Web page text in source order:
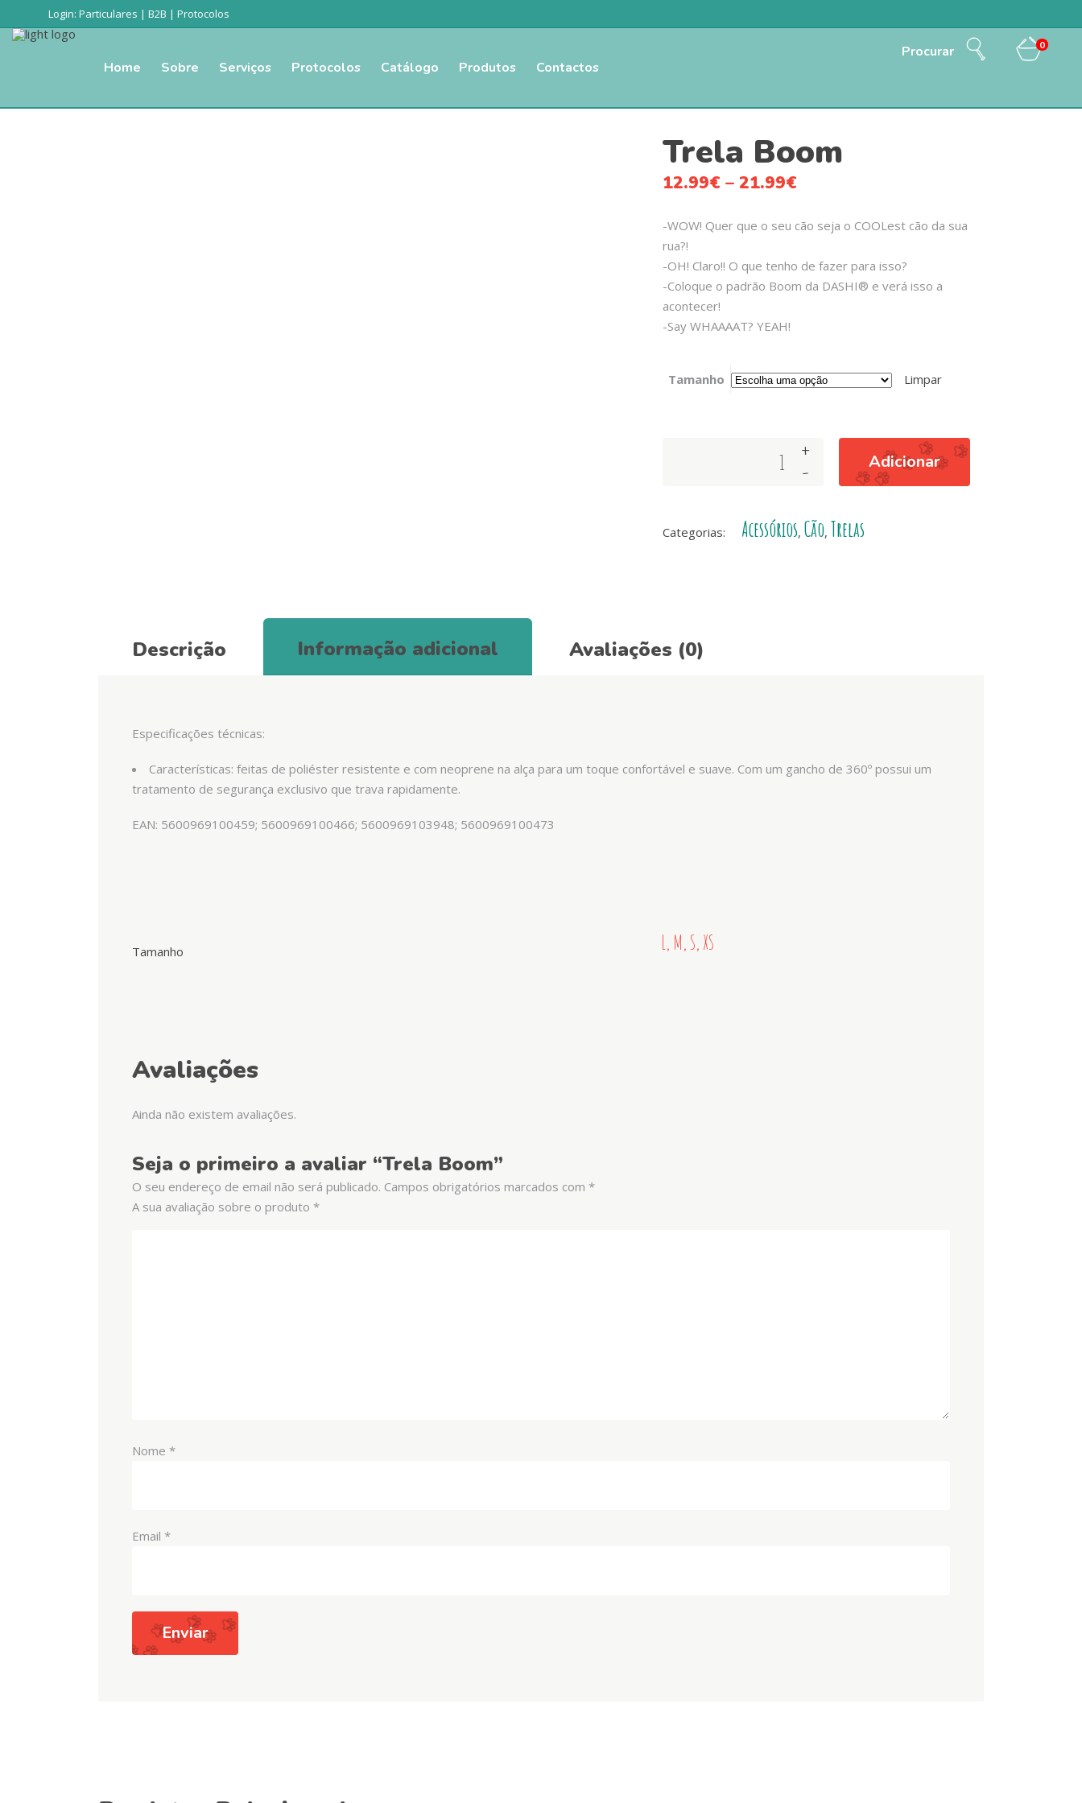
Login: Particulares | B2B | Protocolos
Home Sobre Serviços Protocolos Catálogo Produtos Contactos
Procurar 0
Trela Boom
12.99€ – 21.99€
-WOW! Quer que o seu cão seja o COOLest cão da sua
rua?!
-OH! Claro!! O que tenho de fazer para isso?
-Coloque o padrão Boom da DASHI® e verá isso a
acontecer!
-Say WHAAAAT? YEAH!
Tamanho Limpar
-
+ Adicionar
Categorias: Acessórios, Cão, Trelas
Descrição Informação adicional Avaliações (0)
Especificações técnicas:
Características: feitas de poliéster resistente e com neoprene na alça para um toque confortável e suave. Com um gancho de 360º possui um
tratamento de segurança exclusivo que trava rapidamente.
EAN: 5600969100459; 5600969100466; 5600969103948; 5600969100473
Tamanho L, M, S, XS
Avaliações
Ainda não existem avaliações.
Seja o primeiro a avaliar “Trela Boom”
O seu endereço de email não será publicado. Campos obrigatórios marcados com *
A sua avaliação sobre o produto *
Nome *
Email *